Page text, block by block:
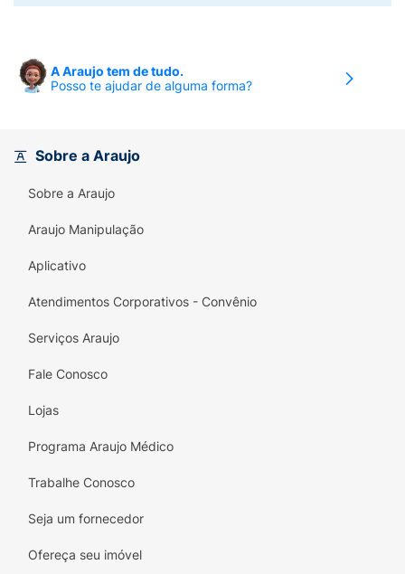
que você aproveite suas comidas e bebidas
diretamente nofortalecimento do esmalte
dentário , garantindo que a estrutura dos seus
dentistas para unir estética e saúde bucal
avançada.
deixar os dentes até 2 tons mais brancos.
Proteção 24h:Alívio duradouro e eficaz
contra a sensibilidade dentária.
Fortalece o Esmalte:
externa dos dentes.
Branqueamento Seguro:
sensíveis.
Uso Diário:Contém flúor para proteção
completa contra cáries.
A Araujo tem de tudo.
Posso te ajudar de alguma forma?
Sobre a Araujo
Sobre a Araujo
Araujo Manipulação
Aplicativo
Atendimentos Corporativos - Convênio
Serviços Araujo
Fale Conosco
Lojas
Programa Araujo Médico
Trabalhe Conosco
Seja um fornecedor
Ofereça seu imóvel